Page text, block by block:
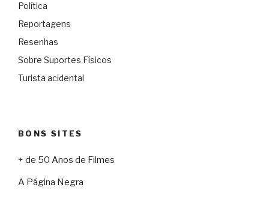
Política
Reportagens
Resenhas
Sobre Suportes Físicos
Turista acidental
BONS SITES
+ de 50 Anos de Filmes
A Página Negra